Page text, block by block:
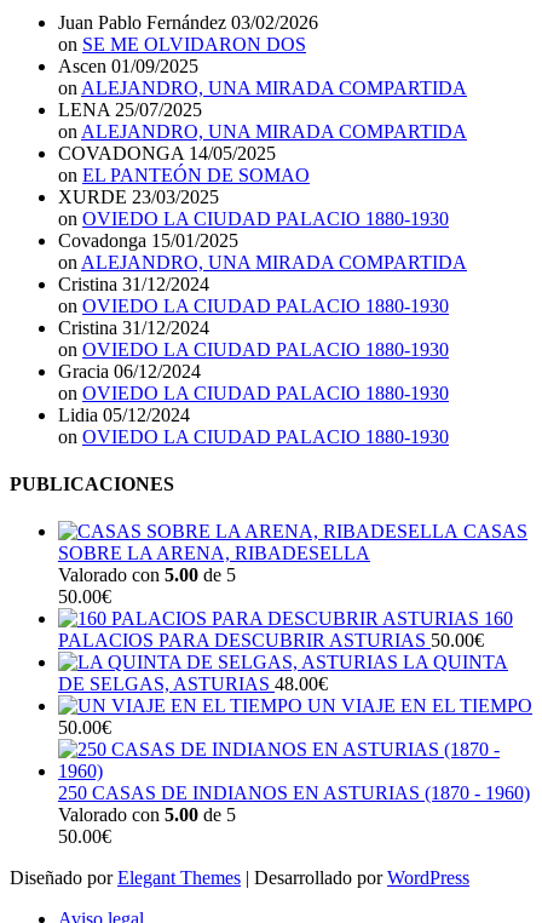
Juan Pablo Fernández 03/02/2026
on SE ME OLVIDARON DOS
Ascen 01/09/2025
on ALEJANDRO, UNA MIRADA COMPARTIDA
LENA 25/07/2025
on ALEJANDRO, UNA MIRADA COMPARTIDA
COVADONGA 14/05/2025
on EL PANTEÓN DE SOMAO
XURDE 23/03/2025
on OVIEDO LA CIUDAD PALACIO 1880-1930
Covadonga 15/01/2025
on ALEJANDRO, UNA MIRADA COMPARTIDA
Cristina 31/12/2024
on OVIEDO LA CIUDAD PALACIO 1880-1930
Cristina 31/12/2024
on OVIEDO LA CIUDAD PALACIO 1880-1930
Gracia 06/12/2024
on OVIEDO LA CIUDAD PALACIO 1880-1930
Lidia 05/12/2024
on OVIEDO LA CIUDAD PALACIO 1880-1930
PUBLICACIONES
CASAS
SOBRE LA ARENA, RIBADESELLA
Valorado con 5.00 de 5
50.00€
160
PALACIOS PARA DESCUBRIR ASTURIAS 50.00€
LA QUINTA
DE SELGAS, ASTURIAS 48.00€
UN VIAJE EN EL TIEMPO
50.00€
250 CASAS DE INDIANOS EN ASTURIAS (1870 - 1960)
Valorado con 5.00 de 5
50.00€
Diseñado porElegant Themes | Desarrollado porWordPress